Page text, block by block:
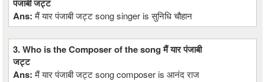
पंजाबी जट्ट
Ans:मैं यार पंजाबी जट्ट song singer is सुनिधि चौहान
3. Who is the Composer of the song मैं यार पंजाबी
जट्ट
Ans:मैं यार पंजाबी जट्ट song composer is आनंद राज